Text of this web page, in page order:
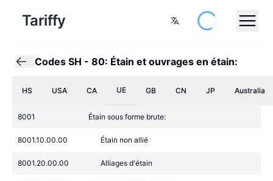
Tariffy
Codes SH - 80: Étain et ouvrages en étain:
HS USA CA UE GB CN JP Australia
8001 Étain sous forme brute:
8001.10.00.00 Étain non allié
8001.20.00.00 Alliages d'étain